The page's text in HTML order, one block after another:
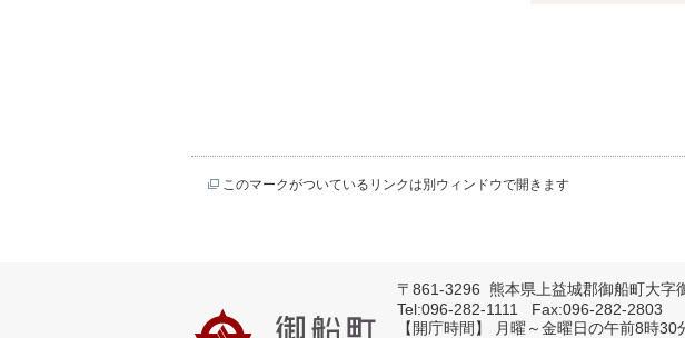
このマークがついているリンクは別ウィンドウで開きます
〒861-3296 熊本県上益城郡御船町大字
Tel:096-282-1111 Fax:096-282-2803
【開庁時間】 月曜～金曜日の午前8時